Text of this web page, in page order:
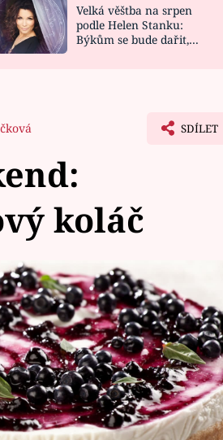
NOVINKY
VIDEORECEPTY
Velká věštba na srpen
podle Helen Stanku:
Býkům se bude dařit,
SDÍLET
koláč